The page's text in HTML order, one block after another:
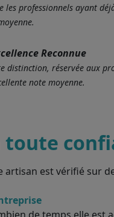
les professionnels ayant
Reconnue
distinction, réservée aux
note moyenne.
toute
artisan est vérifié sur
de temps elle est